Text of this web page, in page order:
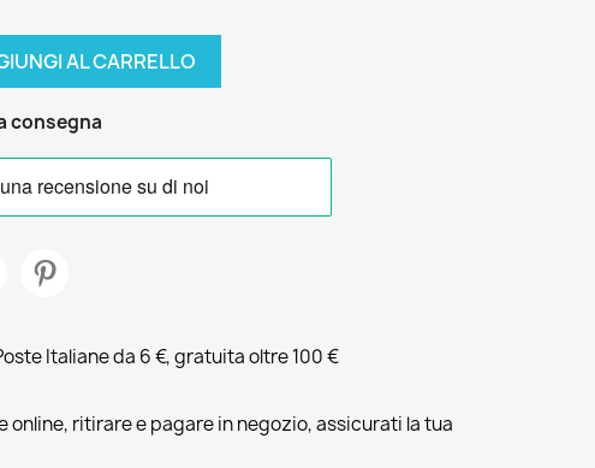
AL CARRELLO
consegna
Italiane da 6 €, gratuita oltre 100 €
online, ritirare e pagare in negozio, assicurati la tua